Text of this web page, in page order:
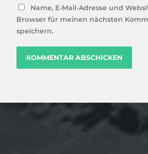
Name, E-Mail-Adresse und
Browser für meinen nächsten
speichern.